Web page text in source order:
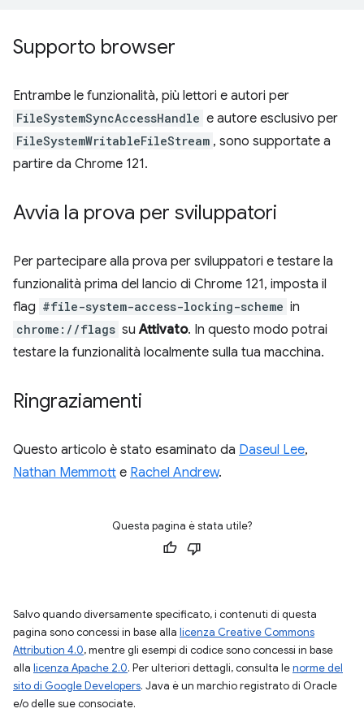
Supporto browser
Entrambe le funzionalità, più lettori e autori per
FileSystemSyncAccessHandle e autore esclusivo per
FileSystemWritableFileStream , sono supportate a
partire da Chrome 121.
Avvia la prova per sviluppatori
Per partecipare alla prova per sviluppatori e testare la
funzionalità prima del lancio di Chrome 121, imposta il
flag #file-system-access-locking-scheme in
chrome://flags suAttivato. In questo modo potrai
testare la funzionalità localmente sulla tua macchina.
Ringraziamenti
Questo articolo è stato esaminato da Daseul Lee,
Nathan Memmott e Rachel Andrew.
Questa pagina è stata utile?
Salvo quando diversamente specificato, i contenuti di questa
pagina sono concessi in base alla licenza Creative Commons
Attribution 4.0, mentre gli esempi di codice sono concessi in base
alla licenza Apache 2.0. Per ulteriori dettagli, consulta lenorme del
sito di Google Developers. Java è un marchio registrato di Oracle
e/o delle sue consociate.